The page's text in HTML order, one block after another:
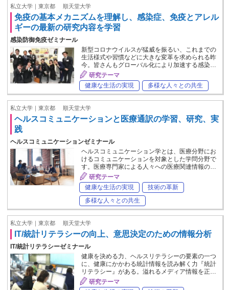
私立大学｜東京都 順天堂大学
免疫の基本メカニズムを理解し、感染症、免疫とアレル
ギーの最新の研究内容を学習
感染防御免疫ゼミナール
新型コロナウイルスが猛威を振るい、これまでの
生活様式や習慣などに大きな変革を求められる昨
今。皆さんもグローバル化により加速する感染…
研究テーマ
健康な生活の実現
多様な人々との共生
私立大学｜東京都 順天堂大学
ヘルスコミュニケーションと医療通訳の学習、研究、実
践
ヘルスコミュニケーションゼミナール
ヘルスコミュニケーション学とは、医療分野にお
けるコミュニケーションを対象とした学問分野で
す。医療専門家による人々への医療関連情報の…
研究テーマ
健康な生活の実現
技術の革新
多様な人々との共生
私立大学｜東京都 順天堂大学
IT/統計リテラシーの向上、意思決定のための情報分析
IT/統計リテラシーゼミナール
健康を決める力、ヘルスリテラシーの要素の一つ
に、健康にかかわる統計情報を読み解く力『統計
リテラシー』がある。溢れるメディア情報を正…
研究テーマ